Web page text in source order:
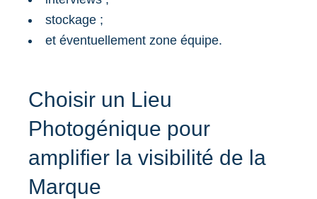
stockage ;
et éventuellement zone équipe.
Choisir un Lieu
Photogénique pour
amplifier la visibilité de la
Marque